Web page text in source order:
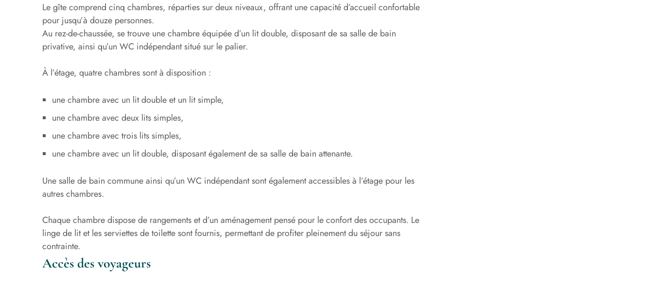
Le gîte comprend cinq chambres, réparties sur deux niveaux, offrant une capacité d’accueil confortable
pour jusqu’à douze personnes.
Au rez-de-chaussée, se trouve une chambre équipée d’un lit double, disposant de sa salle de bain
privative, ainsi qu’un WC indépendant situé sur le palier.
À l’étage, quatre chambres sont à disposition :
une chambre avec un lit double et un lit simple,
une chambre avec deux lits simples,
une chambre avec trois lits simples,
une chambre avec un lit double, disposant également de sa salle de bain attenante.
Une salle de bain commune ainsi qu’un WC indépendant sont également accessibles à l’étage pour les
autres chambres.
Chaque chambre dispose de rangements et d’un aménagement pensé pour le confort des occupants. Le
linge de lit et les serviettes de toilette sont fournis, permettant de profiter pleinement du séjour sans
contrainte.
Accès des voyageurs